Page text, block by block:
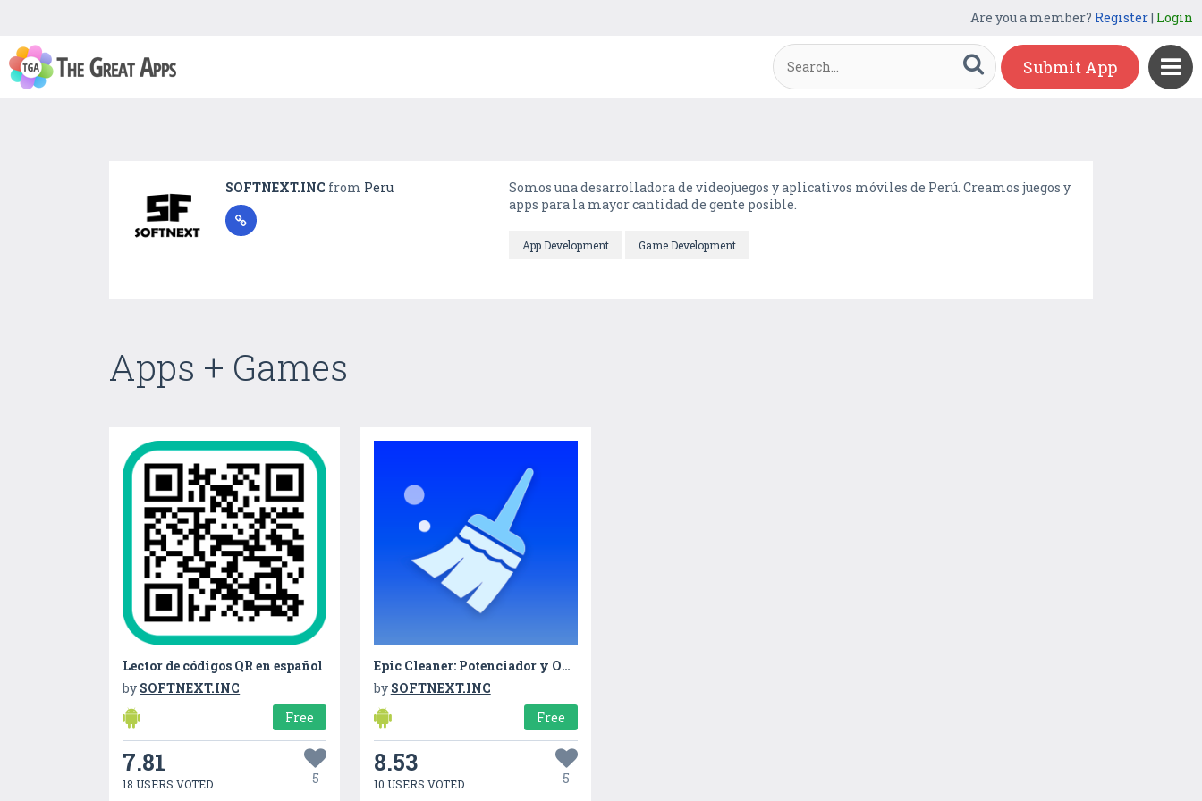
Are you a member? Register| Login
Submit App
SOFTNEXT.INC from Peru
Somos una desarrolladora de videojuegos y aplicativos móviles de Perú. Creamos juegos y
apps para la mayor cantidad de gente posible.
App Development Game Development
Apps + Games
Lector de códigos QR en español
by SOFTNEXT.INC
Free
7.81
18 USERS VOTED 5
Epic Cleaner: Potenciador y Optimizador
by SOFTNEXT.INC
Free
8.53
10 USERS VOTED 5